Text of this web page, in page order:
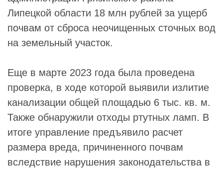
Липецкой области 18 млн рублей за ущерб
почвам от сброса неочищенных сточных вод
на земельный участок.
Еще в марте 2023 года была проведена
проверка, в ходе которой выявили излитие
канализации общей площадью 6 тыс. кв. м.
Также обнаружили отходы ртутных ламп. В
итоге управление предъявило расчет
размера вреда, причиненного почвам
вследствие нарушения законодательства в